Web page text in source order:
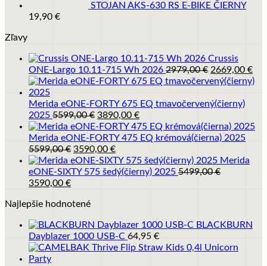
STOJAN AKS-630 RS E-BIKE ČIERNY
19,90 €
Zľavy
Crussis
ONE-Largo 10.11-715 Wh 2026 2979,00€ Pôvodná
cena
2979,00 €.
2669,00 €
Merida eONE-FORTY 675 EQ tmavočervený(čierny)
2025 5599,00€ Pôvodná
cena
bola:
5599,00 €.
3890,00 €Aktuálna
cena
je:
Merida eONE-FORTY 475 EQ krémová(čierna) 2025
5599,00€ Pôvodná
cena
bola:
3590,00 €Aktuálna
cena
je:
Merida
eONE-SIXTY 575 šedý(čierny) 2025 5499,00€
Pôvodná
bola:
3590,00 €Aktuálna
je:
Najlepšie hodnotené
BLACKBURN
Dayblazer 1000 USB-C 64,95 €